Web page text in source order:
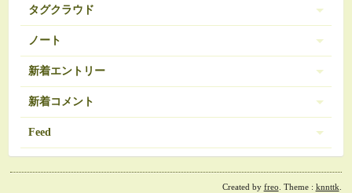
伊豆 (303)
日常 (560)
娘の成長 (669)
ゲーム (342)
ガーデニング (39)
タグクラウド
BRAVELY DEFAULT
SDガンダム お弁当
お気に入り（私）
アーマードコア 12 エランシア 9
オンラインゲーム 508 ガンダム 24
ノート
ノートは登録されていません。
新着エントリー
javascript 再勉強中
ベータガンダムは伊達じゃない
2024/02/21 11:07
新着コメント
Re:エランシア DSH版SS
2026/06/18 from 承認待ち
Feed
Created by freo . Theme : knnttk